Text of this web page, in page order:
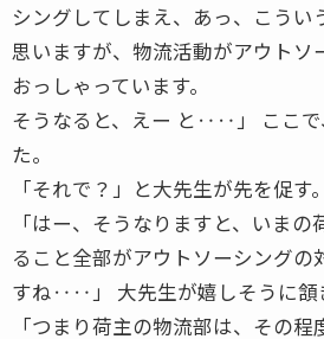
シングしてしまえ、あっ、こうい
思いますが、物流活動がアウトソ
おっしゃっています。
そうなると、えー と‥‥」 ここで
た。
「それで？」と大先生が先を促す。
「はー、そうなりますと、いま
ること全部がアウトソーシングの
すね‥‥」 大先生が嬉しそうに頷
「つまり荷主の物流部は、その